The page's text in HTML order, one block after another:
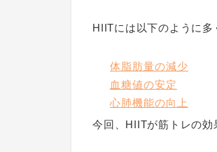
HIITには以下のように多
体脂肪量の減少
血糖値の安定
心肺機能の向上
今回、HIITが筋トレの効